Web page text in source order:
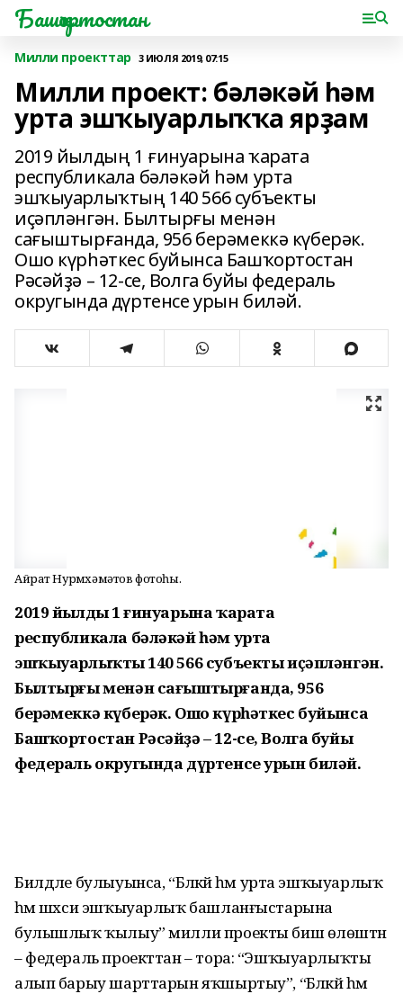
Башҡортостан
Милли проекттар 3 ИЮЛЯ 2019, 07:15
Милли проект: бәләкәй һәм
урта эшҡыуарлыҡҡа ярҙам
2019 йылдың 1 ғинуарына ҡарата
республикала бәләкәй һәм урта
эшҡыуарлыҡтың 140 566 субъекты
иҫәпләнгән. Былтырғы менән
сағыштырғанда, 956 берәмеккә күберәк.
Ошо күрһәткес буйынса Башҡортостан
Рәсәйҙә – 12-се, Волга буйы федераль
округында дүртенсе урын биләй.
Айрат Нурмөхәмәтов фотоһы.
2019 йылдың 1 ғинуарына ҡарата
республикала бәләкәй һәм урта
эшҡыуарлыҡтың 140 566 субъекты иҫәпләнгән.
Былтырғы менән сағыштырғанда, 956
берәмеккә күберәк. Ошо күрһәткес буйынса
Башҡортостан Рәсәйҙә – 12-се, Волга буйы
федераль округында дүртенсе урын биләй.
Билдәле булыуынса, “Бәләкәй һәм урта эшҡыуарлыҡ
һәм шәхси эшҡыуарлыҡ башланғыстарына
булышлыҡ ҡылыу” милли проекты биш өлөштән
– федераль проекттан – тора: “Эшҡыуарлыҡты
алып барыу шарттарын яҡшыртыу”, “Бәләкәй һәм